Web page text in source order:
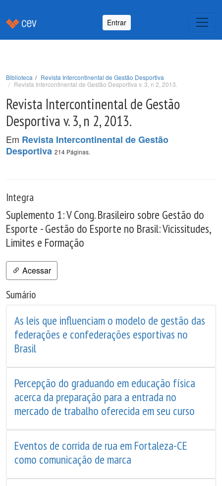
Entrar
Biblioteca
Revista Intercontinental de Gestão Desportiva
Revista Intercontinental de Gestão Desportiva v. 3, n 2, 2013.
Revista Intercontinental de Gestão
Desportiva v. 3, n 2, 2013.
Em Revista Intercontinental de Gestão
Desportiva 214 Páginas.
Integra
Suplemento 1: V Cong. Brasileiro sobre Gestão do
Esporte - Gestão do Esporte no Brasil: Vicissitudes,
Limites e Formação
Acessar
Sumário
As leis que influenciam o modelo de gestão das
federações e confederações esportivas no
Brasil
Percepção do graduando em educação física
acerca da preparação para a entrada no
mercado de trabalho oferecida em seu curso
Eventos de corrida de rua em Fortaleza-CE
como comunicação de marca